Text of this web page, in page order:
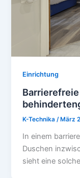
Einrichtung
K-Technika/ März
In einem
Duschen
sieht eine